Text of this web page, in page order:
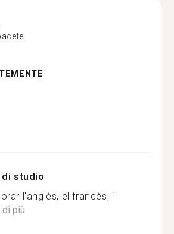
studio
l'anglès, el francès, i
più